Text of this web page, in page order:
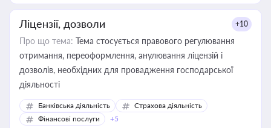
Ліцензії, дозволи +10
Про що тема: Тема стосується правового регулювання
отримання, переоформлення, анулювання ліцензій і
дозволів, необхідних для провадження господарської
діяльності
Банківська діяльність
Страхова діяльність
Фінансові послуги
+5